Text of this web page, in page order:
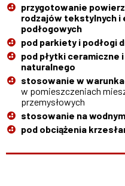
przygotowanie
rodzajów tekstylnych i
podłogowych
pod parkiety i podłogi
pod płytki ceramiczne
naturalnego
stosowanie w
w pomieszczeniach
przemysłowych
stosowanie na
pod obciążenia